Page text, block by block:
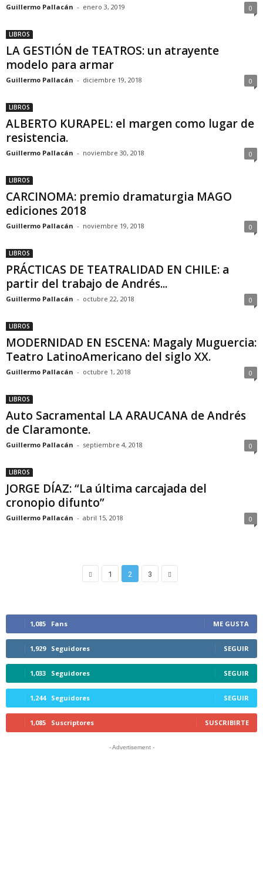
Guillermo Pallacán - enero 3, 2019 0
LIBROS
LA GESTIÓN de TEATROS: un atrayente
modelo para armar
Guillermo Pallacán - diciembre 19, 2018 0
LIBROS
ALBERTO KURAPEL: el margen como lugar de
resistencia.
Guillermo Pallacán - noviembre 30, 2018 0
LIBROS
CARCINOMA: premio dramaturgia MAGO
ediciones 2018
Guillermo Pallacán - noviembre 19, 2018 0
LIBROS
PRÁCTICAS DE TEATRALIDAD EN CHILE: a
partir del trabajo de Andrés...
Guillermo Pallacán - octubre 22, 2018 0
LIBROS
MODERNIDAD EN ESCENA: Magaly Muguercia:
Teatro LatinoAmericano del siglo XX.
Guillermo Pallacán - octubre 1, 2018 0
LIBROS
Auto Sacramental LA ARAUCANA de Andrés
de Claramonte.
Guillermo Pallacán - septiembre 4, 2018 0
LIBROS
JORGE DÍAZ: “La última carcajada del
cronopio difunto”
Guillermo Pallacán - abril 15, 2018 0
1 2 3
1,085 Fans ME GUSTA
1,929 Seguidores SEGUIR
1,033 Seguidores SEGUIR
1,244 Seguidores SEGUIR
1,085 Suscriptores SUSCRIBIRTE
- Advertisement -